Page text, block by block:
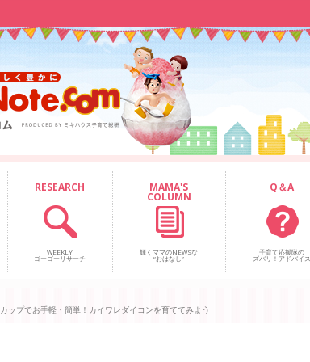
RESEARCH
WEEKLY
ゴーゴーリサーチ
MAMA'S
COLUMN
輝くママのNEWSな
“おはなし”
Q＆A
子育て応援隊の
ズバリ！アドバイス
カップでお手軽・簡単！カイワレダイコンを育ててみよう